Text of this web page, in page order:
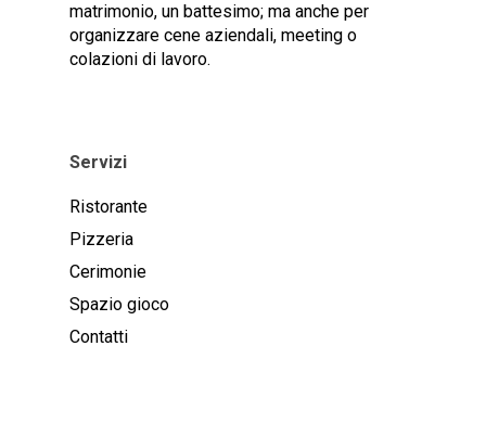
matrimonio, un battesimo; ma anche per
organizzare cene aziendali, meeting o
colazioni di lavoro.
Servizi
Ristorante
Pizzeria
Cerimonie
Spazio gioco
Contatti